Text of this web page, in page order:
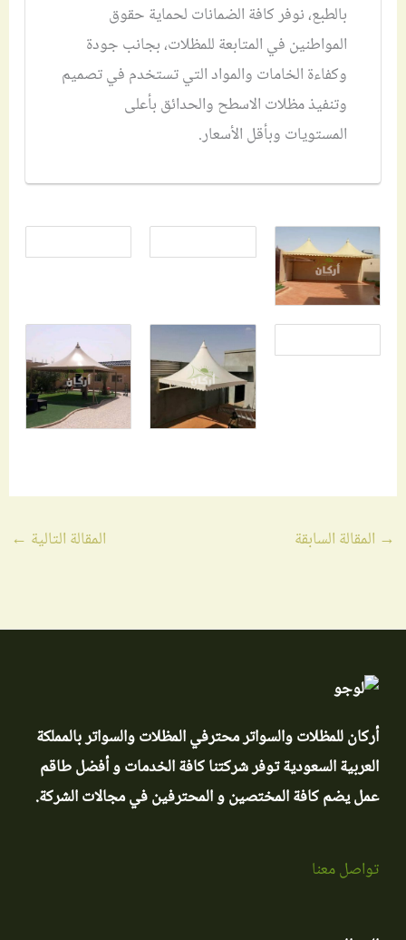
بالطبع، نوفر كافة الضمانات لحماية حقوق
المواطنين في المتابعة للمظلات، بجانب جودة
وكفاءة الخامات والمواد التي تستخدم في تصميم
وتنفيذ مظلات الاسطح والحدائق بأعلى
المستويات وبأقل الأسعار.
→ المقالة السابقة المقالة التالية ←
أركان للمظلات والسواتر محترفي المظلات والسواتر بالمملكة
العربية السعودية توفر شركتنا كافة الخدمات و أفضل طاقم
عمل يضم كافة المختصين و المحترفين في مجالات الشركة.
تواصل معنا